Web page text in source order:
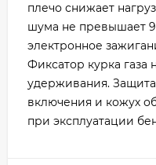
плечо снижает
шума не превышает
электронное
Фиксатор курка газа
удерживания.
включения и кожух
при эксплуатации